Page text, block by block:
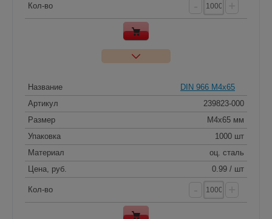
Кол-во
Название
DIN 966 M4x65
Артикул
239823-000
Размер
M4x65 мм
Упаковка
1000 шт
Материал
оц. сталь
Цена, руб.
0.99 / шт
Кол-во